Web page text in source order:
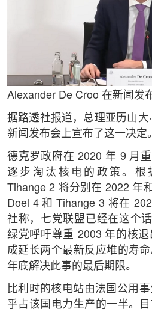
Alexander De Croo 在新闻发
据路透社报道，总理亚历山大
新闻发布会上宣布了这一决定。
德克罗政府在 2020 年 9 月
逐步淘汰核电的政策。根
Tihange 2 将分别在 2022 年
Doel 4 和 Tihange 3 将在
社称，七党联盟已经在这个话
绿党呼吁尊重 2003 年的核
成延长两个最新反应堆的寿
年底解决此事的最后期限。
比利时的核电站由法国公用
乎占该国电力生产的一半。